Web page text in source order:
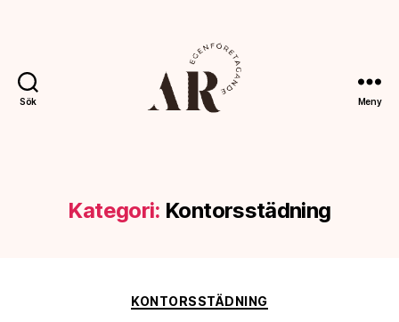
Sök Meny
Kategori: Kontorsstädning
Kategorier
KONTORSSTÄDNING